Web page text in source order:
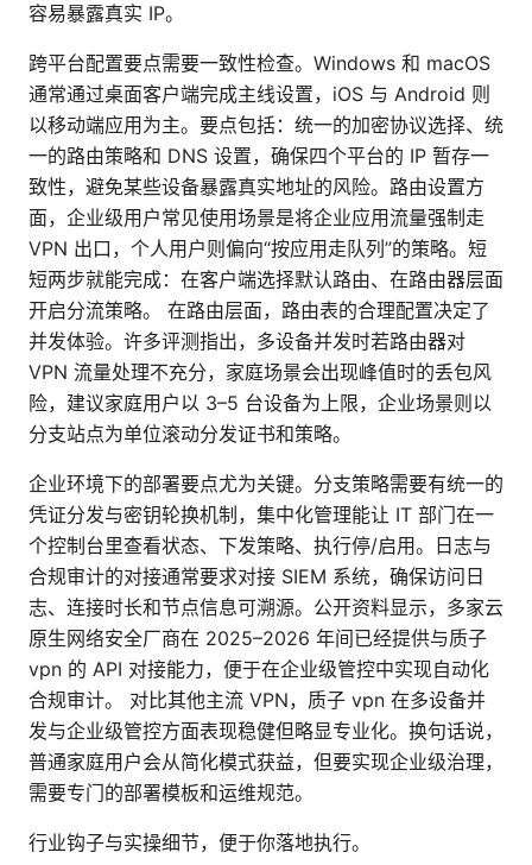
容易暴露真实 IP。
跨平台配置要点需要一致性检查。Windows 和 macOS
通常通过桌面客户端完成主线设置，iOS 与 Android 则
以移动端应用为主。要点包括：统一的加密协议选择、统
一的路由策略和 DNS 设置，确保四个平台的 IP 暂存一
致性，避免某些设备暴露真实地址的风险。路由设置方
面，企业级用户常见使用场景是将企业应用流量强制走
VPN 出口，个人用户则偏向“按应用走队列”的策略。短
短两步就能完成：在客户端选择默认路由、在路由器层面
开启分流策略。 在路由层面，路由表的合理配置决定了
并发体验。许多评测指出，多设备并发时若路由器对
VPN 流量处理不充分，家庭场景会出现峰值时的丢包风
险，建议家庭用户以 3–5 台设备为上限，企业场景则以
分支站点为单位滚动分发证书和策略。
企业环境下的部署要点尤为关键。分支策略需要有统一的
凭证分发与密钥轮换机制，集中化管理能让 IT 部门在一
个控制台里查看状态、下发策略、执行停/启用。日志与
合规审计的对接通常要求对接 SIEM 系统，确保访问日
志、连接时长和节点信息可溯源。公开资料显示，多家云
原生网络安全厂商在 2025–2026 年间已经提供与质子
vpn 的 API 对接能力，便于在企业级管控中实现自动化
合规审计。 对比其他主流 VPN，质子 vpn 在多设备并
发与企业级管控方面表现稳健但略显专业化。换句话说，
普通家庭用户会从简化模式获益，但要实现企业级治理，
需要专门的部署模板和运维规范。
行业钩子与实操细节，便于你落地执行。